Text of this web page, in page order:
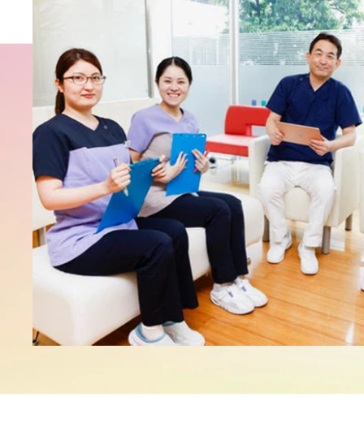
歯周病治療
小児歯科
大人の予防歯科・
こどもの予防矯正
大人の矯正